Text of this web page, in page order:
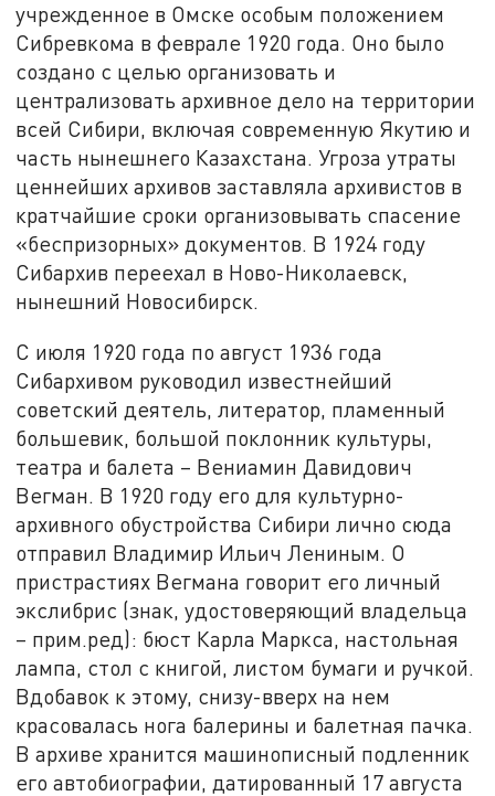
учрежденное в Омске особым положением
Сибревкома в феврале 1920 года. Оно было
создано с целью организовать и
централизовать архивное дело на территории
всей Сибири, включая современную Якутию и
часть нынешнего Казахстана. Угроза утраты
ценнейших архивов заставляла архивистов в
кратчайшие сроки организовывать спасение
«беспризорных» документов. В 1924 году
Сибархив переехал в Ново-Николаевск,
нынешний Новосибирск.
С июля 1920 года по август 1936 года
Сибархивом руководил известнейший
советский деятель, литератор, пламенный
большевик, большой поклонник культуры,
театра и балета – Вениамин Давидович
Вегман. В 1920 году его для культурно-
архивного обустройства Сибири лично сюда
отправил Владимир Ильич Лениным. О
пристрастиях Вегмана говорит его личный
экслибрис (знак, удостоверяющий владельца
– прим.ред): бюст Карла Маркса, настольная
лампа, стол с книгой, листом бумаги и ручкой.
Вдобавок к этому, снизу-вверх на нем
красовалась нога балерины и балетная пачка.
В архиве хранится машинописный подленник
его автобиографии, датированный 17 августа